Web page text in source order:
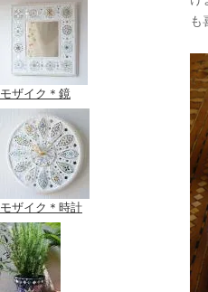
も
モザイク＊鏡
モザイク＊時計